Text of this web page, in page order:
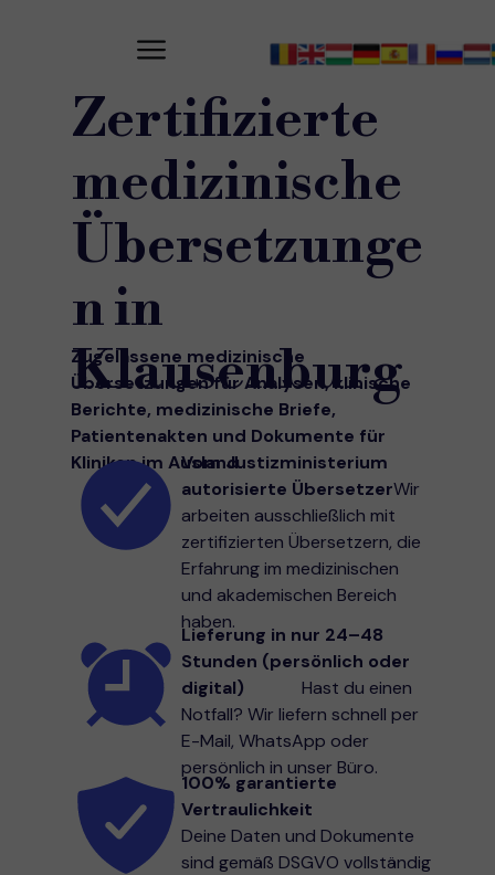
100% garantierte
Vertraulichkeit
Deine Daten und Dokumente
sind gemäß DSGVO vollständig
Lieferung in nur 24–48
Stunden (persönlich oder
digital) Hast du einen
Notfall? Wir liefern schnell per
E-Mail, WhatsApp oder
persönlich in unser Büro.
Vom Justizministerium
autorisierte ÜbersetzerWir
arbeiten ausschließlich mit
zertifizierten Übersetzern, die
Erfahrung im medizinischen
und akademischen Bereich
haben.
Zertifizierte
medizinische
Übersetzunge
n in
Klausenburg
Zugelassene medizinische
Übersetzungen für Analysen, klinische
Berichte, medizinische Briefe,
Patientenakten und Dokumente für
Kliniken im Ausland.